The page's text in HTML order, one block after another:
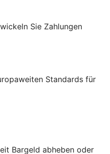
Sie Zahlungen
Standards für
Bargeld abheben oder